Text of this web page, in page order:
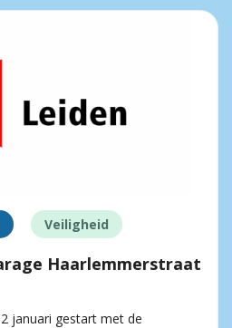
Veiligheid
Haarlemmerstraat
januari gestart met de